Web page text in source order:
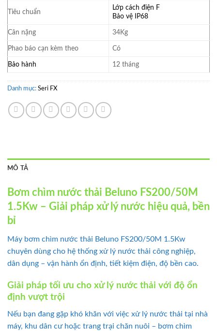
Tiêu chuẩn
Lớp cách điện F
Bảo vệ IP68
Cân nặng 34Kg
Phao báo cạn kèm theo Có
Bảo hành 12 tháng
Danh mục: Seri FX
MÔ TẢ
Bơm chìm nước thải Beluno FS200/50M
1.5Kw – Giải pháp xử lý nước hiệu quả, bền
bỉ
Máy bơm chìm nước thải Beluno FS200/50M 1.5Kw
chuyên dùng cho hệ thống xử lý nước thải công nghiệp,
dân dụng – vận hành ổn định, tiết kiệm điện, độ bền cao.
Giải pháp tối ưu cho xử lý nước thải với độ ổn
định vượt trội
Nếu bạn đang gặp khó khăn với việc xử lý nước thải tại nhà
máy, khu dân cư hoặc trang trại chăn nuôi – bơm chìm